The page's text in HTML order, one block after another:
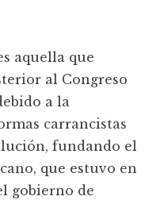
aquella que
al Congreso
a la
carrancistas
fundando el
que estuvo en
gobierno de